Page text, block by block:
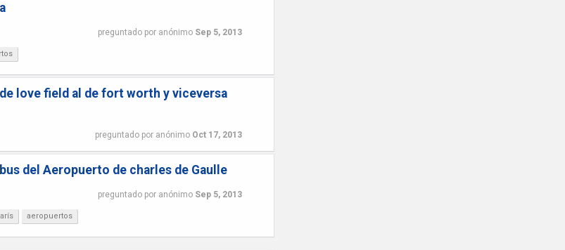
preguntado por anónimo Sep 5, 2013
love field al de fort worth y viceversa
preguntado por anónimo Oct 17, 2013
del Aeropuerto de charles de Gaulle
preguntado por anónimo Sep 5, 2013
aeropuertos